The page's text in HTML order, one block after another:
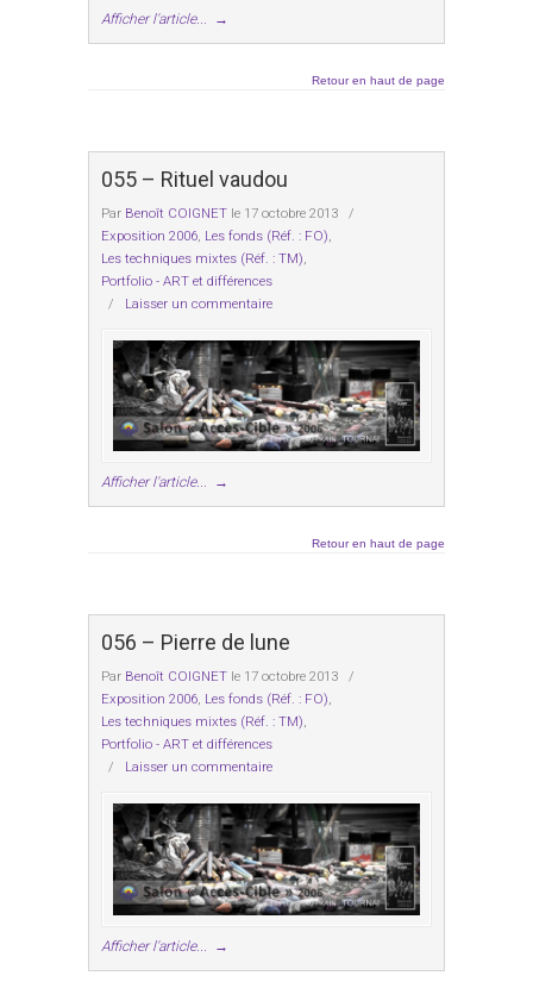
Afficher l'article... →
Retour en haut de page
055 – Rituel vaudou
Par Benoît COIGNET le 17 octobre 2013
/
Exposition 2006 Les fonds (Réf. : FO)
Les techniques mixtes (Réf. : TM)
Portfolio - ART et différences
/ Laisser un commentaire
Afficher l'article... →
Retour en haut de page
056 – Pierre de lune
Par Benoît COIGNET le 17 octobre 2013
/
Exposition 2006, Les fonds (Réf. : FO),
Les techniques mixtes (Réf. : TM),
Portfolio - ART et différences
/ Laisser un commentaire
Afficher l'article... →